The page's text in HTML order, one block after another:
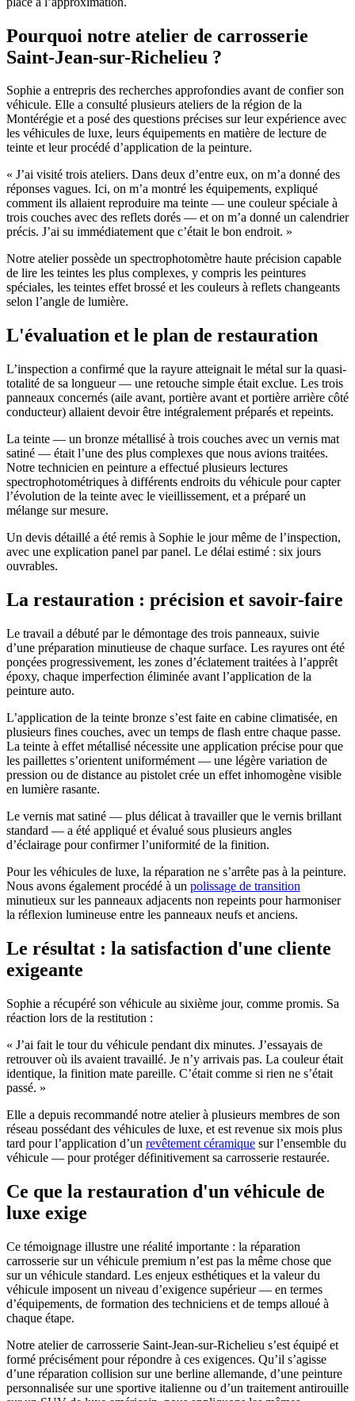
Pourquoi notre atelier de carrosserie
Saint-Jean-sur-Richelieu ?
Sophie a entrepris des recherches approfondies avant de confier son
véhicule. Elle a consulté plusieurs ateliers de la région de la
Montérégie et a posé des questions précises sur leur expérience avec
les véhicules de luxe, leurs équipements en matière de lecture de
teinte et leur procédé d’application de la peinture.
« J’ai visité trois ateliers. Dans deux d’entre eux, on m’a donné des
réponses vagues. Ici, on m’a montré les équipements, expliqué
comment ils allaient reproduire ma teinte — une couleur spéciale à
trois couches avec des reflets dorés — et on m’a donné un calendrier
précis. J’ai su immédiatement que c’était le bon endroit. »
Notre atelier possède un spectrophotomètre haute précision capable
de lire les teintes les plus complexes, y compris les peintures
spéciales, les teintes effet brossé et les couleurs à reflets changeants
selon l’angle de lumière.
L'évaluation et le plan de restauration
L’inspection a confirmé que la rayure atteignait le métal sur la quasi-
totalité de sa longueur — une retouche simple était exclue. Les trois
panneaux concernés (aile avant, portière avant et portière arrière côté
conducteur) allaient devoir être intégralement préparés et repeints.
La teinte — un bronze métallisé à trois couches avec un vernis mat
satiné — était l’une des plus complexes que nous avions traitées.
Notre technicien en peinture a effectué plusieurs lectures
spectrophotométriques à différents endroits du véhicule pour capter
l’évolution de la teinte avec le vieillissement, et a préparé un
mélange sur mesure.
Un devis détaillé a été remis à Sophie le jour même de l’inspection,
avec une explication panel par panel. Le délai estimé : six jours
ouvrables.
La restauration : précision et savoir-faire
Le travail a débuté par le démontage des trois panneaux, suivie
d’une préparation minutieuse de chaque surface. Les rayures ont été
ponçées progressivement, les zones d’éclatement traitées à l’apprêt
époxy, chaque imperfection éliminée avant l’application de la
peinture auto.
L’application de la teinte bronze s’est faite en cabine climatisée, en
plusieurs fines couches, avec un temps de flash entre chaque passe.
La teinte à effet métallisé nécessite une application précise pour que
les paillettes s’orientent uniformément — une légère variation de
pression ou de distance au pistolet crée un effet inhomogène visible
en lumière rasante.
Le vernis mat satiné — plus délicat à travailler que le vernis brillant
standard — a été appliqué et évalué sous plusieurs angles
d’éclairage pour confirmer l’uniformité de la finition.
Pour les véhicules de luxe, la réparation ne s’arrête pas à la peinture.
Nous avons également procédé à un polissage de transition
minutieux sur les panneaux adjacents non repeints pour harmoniser
la réflexion lumineuse entre les panneaux neufs et anciens.
Le résultat : la satisfaction d'une cliente
exigeante
Sophie a récupéré son véhicule au sixième jour, comme promis. Sa
réaction lors de la restitution :
« J’ai fait le tour du véhicule pendant dix minutes. J’essayais de
retrouver où ils avaient travaillé. Je n’y arrivais pas. La couleur était
identique, la finition mate pareille. C’était comme si rien ne s’était
passé. »
Elle a depuis recommandé notre atelier à plusieurs membres de son
réseau possédant des véhicules de luxe, et est revenue six mois plus
tard pour l’application d’un revêtement céramique sur l’ensemble du
véhicule — pour protéger définitivement sa carrosserie restaurée.
Ce que la restauration d'un véhicule de
luxe exige
Ce témoignage illustre une réalité importante : la réparation
carrosserie sur un véhicule premium n’est pas la même chose que
sur un véhicule standard. Les enjeux esthétiques et la valeur du
véhicule imposent un niveau d’exigence supérieur — en termes
d’équipements, de formation des techniciens et de temps alloué à
chaque étape.
Notre atelier de carrosserie Saint-Jean-sur-Richelieu s’est équipé et
formé précisément pour répondre à ces exigences. Qu’il s’agisse
d’une réparation collision sur une berline allemande, d’une peinture
personnalisée sur une sportive italienne ou d’un traitement antirouille